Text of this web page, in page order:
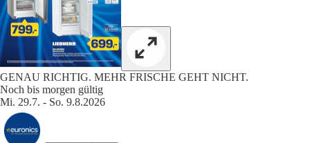
GENAU RICHTIG. MEHR FRISCHE GEHT NICHT.
Noch bis morgen gültig
Mi. 29.7. - So. 9.8.2026